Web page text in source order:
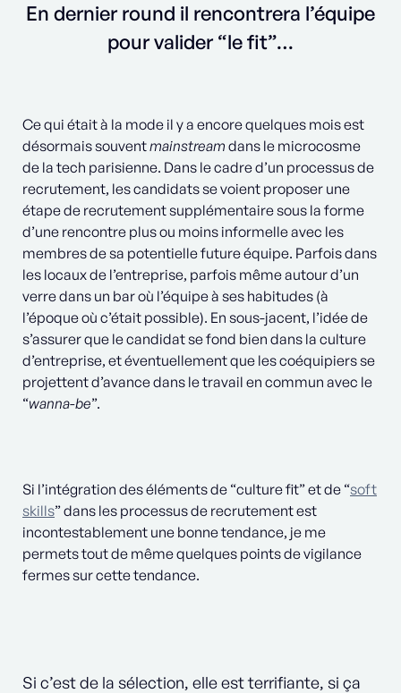
En dernier round il rencontrera l’équipe
pour valider “le fit”…
Ce qui était à la mode il y a encore quelques mois est
désormais souventmainstream dans le microcosme
de la tech parisienne. Dans le cadre d’un processus de
recrutement, les candidats se voient proposer une
étape de recrutement supplémentaire sous la forme
d’une rencontre plus ou moins informelle avec les
membres de sa potentielle future équipe. Parfois dans
les locaux de l’entreprise, parfois même autour d’un
verre dans un bar où l’équipe à ses habitudes (à
l’époque où c’était possible). En sous-jacent, l’idée de
s’assurer que le candidat se fond bien dans la culture
d’entreprise, et éventuellement que les coéquipiers se
projettent d’avance dans le travail en commun avec le
“wanna-be”.
Si l’intégration des éléments de “culture fit” et de “soft
skills” dans les processus de recrutement est
incontestablement une bonne tendance, je me
permets tout de même quelques points de vigilance
fermes sur cette tendance.
Si c’est de la sélection, elle est terrifiante, si ça